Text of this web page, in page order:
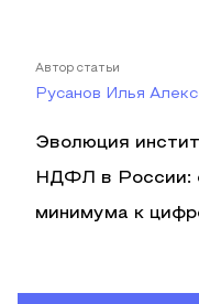
Автор статьи
Русанов Илья
Эволюция
НДФЛ в России:
минимума к